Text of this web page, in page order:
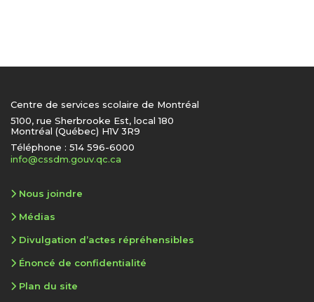
Centre de services scolaire de Montréal
5100, rue Sherbrooke Est, local 180
Montréal (Québec) H1V 3R9
Téléphone : 514 596-6000
info@cssdm.gouv.qc.ca
Nous joindre
Médias
Divulgation d’actes répréhensibles
Énoncé de confidentialité
Plan du site